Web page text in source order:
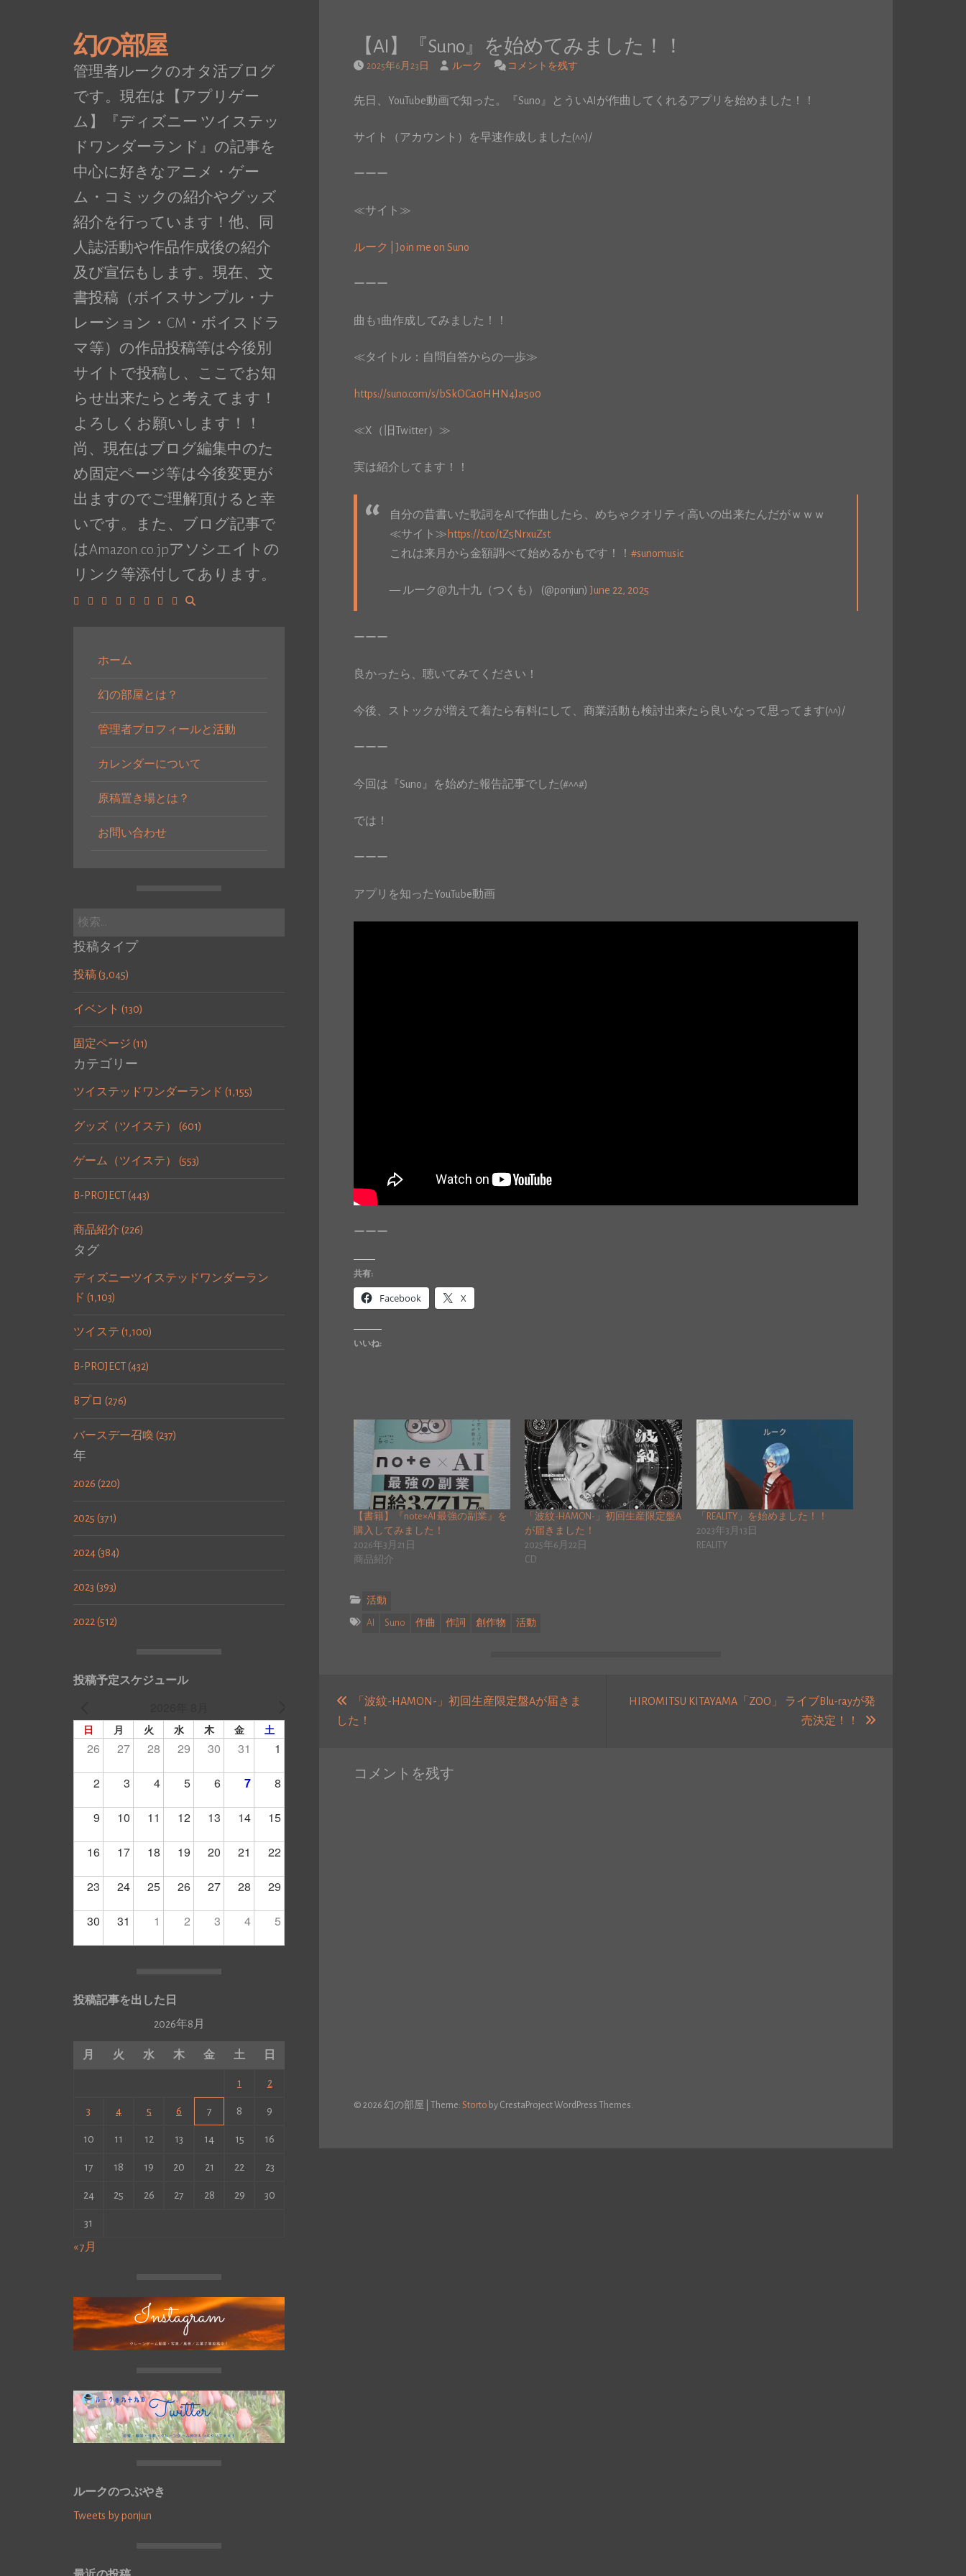
幻の部屋
管理者ルークのオタ活ブログ
です。現在は【アプリゲー
ム】『ディズニー ツイステッ
ドワンダーランド』の記事を
中心に好きなアニメ・ゲー
ム・コミックの紹介やグッズ
紹介を行っています！他、同
人誌活動や作品作成後の紹介
及び宣伝もします。現在、文
書投稿（ボイスサンプル・ナ
レーション・CM・ボイスドラ
マ等）の作品投稿等は今後別
サイトで投稿し、ここでお知
らせ出来たらと考えてます！
よろしくお願いします！！
尚、現在はブログ編集中のた
め固定ページ等は今後変更が
出ますのでご理解頂けると幸
いです。また、ブログ記事で
はAmazon.co.jpアソシエイトの
リンク等添付してあります。
ホーム
幻の部屋とは？
管理者プロフィールと活動
カレンダーについて
原稿置き場とは？
お問い合わせ
検
投稿タイプ
投稿 (3,045)
イベント (130)
固定ページ (11)
カテゴリー
ツイステッドワンダーランド (1,155)
グッズ（ツイステ） (601)
ゲーム（ツイステ） (553)
B-PROJECT (443)
商品紹介 (226)
タグ
ディズニーツイステッドワンダーラン
ド (1,103)
ツイステ (1,100)
B-PROJECT (432)
Bプロ (276)
バースデー召喚 (237)
年
2026 (220)
2025 (371)
2024 (384)
2023 (393)
2022 (512)
投稿予定スケジュール
日 月 火 水 木 金 土
26 27 28 29 30 31 1
2 3 4 5 6 7 8
9 10 11 12 13 14 15
16 17 18 19 20 21 22
23 24 25 26 27 28 29
30 31 1 2 3 4 5
投稿記事を出した日
2026年8月
月 火 水 木 金 土 日
1 2
3 4 5 6 7 8 9
10 11 12 13 14 15 16
17 18 19 20 21 22 23
24 25 26 27 28 29 30
31
« 7月
ルークのつぶやき
Tweets by ponjun
【AI】『Suno』を始めてみました！！
2025年6月23日 ルーク コメントを残す
先日、YouTube動画で知った。『Suno』とういAIが作曲してくれるアプリを始めました！！
サイト（アカウント）を早速作成しました(^^)/
ーーー
≪サイト≫
ルーク | Join me on Suno
ーーー
曲も1曲作成してみました！！
≪タイトル：自問自答からの一歩≫
https://suno.com/s/bSkOCa0HHN4Ja5o0
≪X（旧Twitter）≫
実は紹介してます！！
自分の昔書いた歌詞をAIで作曲したら、めちゃクオリティ高いの出来たんだがｗｗｗ
≪サイト≫ https://t.co/tZ5NrxuZst
これは来月から金額調べて始めるかもです！！ #sunomusic
— ルーク@九十九（つくも） (@ponjun)June 22, 2025
ーーー
良かったら、聴いてみてください！
今後、ストックが増えて着たら有料にして、商業活動も検討出来たら良いなって思ってます(^^)/
ーーー
今回は『Suno』を始めた報告記事でした(#^^#)
では！
ーーー
アプリを知ったYouTube動画
ーーー
共有:
Facebook X
いいね:
【書籍】『note×AI 最強の副業』を
購入してみました！
2026年3月21日
商品紹介
「波紋-HAMON-」初回生産限定盤A
が届きました！
2025年6月22日
CD
「REALITY」を始めました！！
2023年3月13日
REALITY
活動
AI Suno 作曲 作詞 創作物 活動
「波紋-HAMON-」初回生産限定盤Aが届きま
した！
投
HIROMITSU KITAYAMA「ZOO」 ライブBlu-rayが発
売決定！！
次
コメントを残す
© 2026 幻の部屋 Theme: Storto by CrestaProject WordPress Themes.